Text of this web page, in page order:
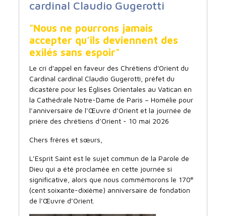
cardinal Claudio Gugerotti
"Nous ne pourrons jamais
accepter qu’ils deviennent des
exilés sans espoir"
Le cri d'appel en faveur des Chrétiens d'Orient du
Cardinal cardinal Claudio Gugerotti, préfet du
dicastère pour les Églises Orientales au Vatican en
la Cathédrale Notre-Dame de Paris – Homélie pour
l’anniversaire de l’Œuvre d’Orient et la journée de
prière des chrétiens d’Orient - 10 mai 2026
Chers frères et sœurs,
L’Esprit Saint est le sujet commun de la Parole de
Dieu qui a été proclamée en cette journée si
significative, alors que nous commémorons le 170e
(cent soixante-dixième) anniversaire de fondation
de l’Œuvre d’Orient.